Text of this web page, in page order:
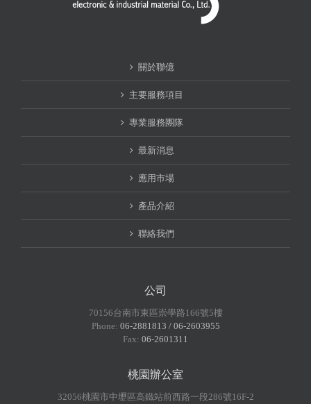
關於聯億
主要服務項目
專業服務團隊
最新消息
應用市場
產品介紹
聯絡我們
公司
70156台南市東區崇學路166號5樓
Phone: 06-2881813 / 06-2603955
Fax: 06-2601311
桃園辦公室
32056桃園市中壢區高鐵站前西路一段286號16F-2